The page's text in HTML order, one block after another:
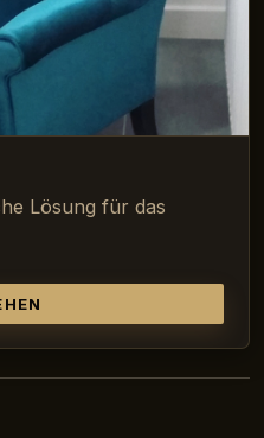
Lösung für das